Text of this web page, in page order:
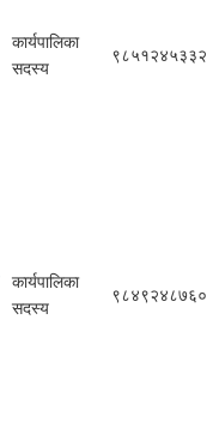
कार्यपालिका
सदस्य
९८५१२४५३३२
कार्यपालिका
सदस्य
९८४९२४८७६०